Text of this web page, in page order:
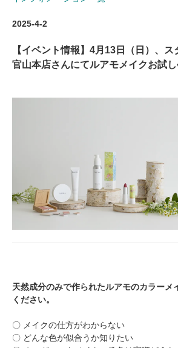
2025-4-2
【イベント情報】 4月13日（日）、ス
官山本店さんにてルアモメイクお試し
天然成分のみで作られたルアモのカラーメ
ください。
〇 メイクの仕方がわからない
〇 どんな色が似合うか知りたい